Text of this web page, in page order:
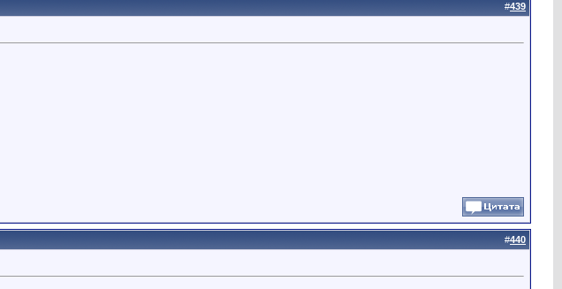
#439
#440